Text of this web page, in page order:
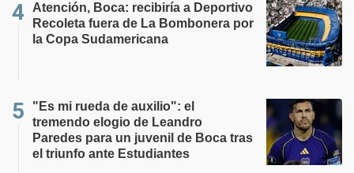
Atención, Boca: recibiría a Deportivo
Recoleta fuera de La Bombonera por
la Copa Sudamericana
"Es mi rueda de auxilio": el
tremendo elogio de Leandro
Paredes para un juvenil de Boca tras
el triunfo ante Estudiantes